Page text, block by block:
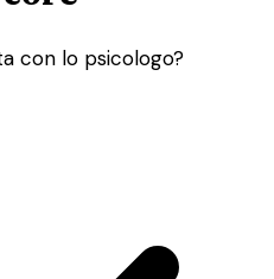
con lo psicologo?